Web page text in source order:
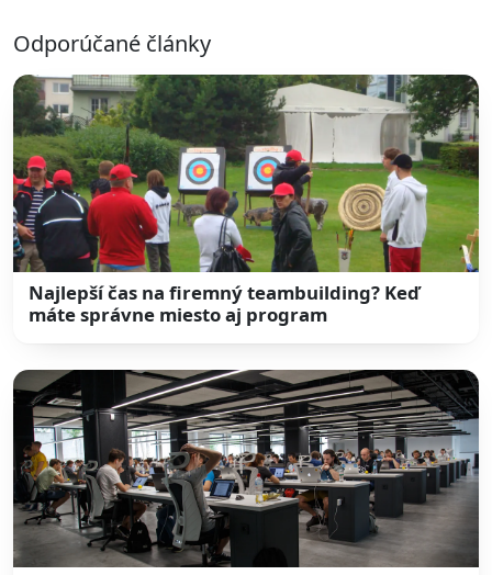
Odporúčané články
Najlepší čas na firemný teambuilding? Keď
máte správne miesto aj program